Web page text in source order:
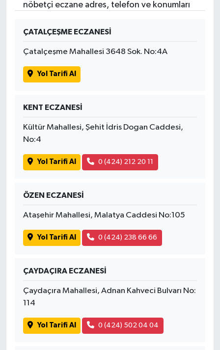
nöbetçi eczane adres, telefon ve konumları
ÇATALÇEŞME ECZANESİ
Çatalçeşme Mahallesi 3648 Sok. No:4A
Yol Tarifi Al
KENT ECZANESİ
Kültür Mahallesi, Şehit İdris Dogan Caddesi,
No:4
Yol Tarifi Al 0 (424) 212 20 11
ÖZEN ECZANESİ
Ataşehir Mahallesi, Malatya Caddesi No:105
Yol Tarifi Al 0 (424) 238 66 66
ÇAYDAÇIRA ECZANESİ
Çaydaçıra Mahallesi, Adnan Kahveci Bulvarı No:
114
Yol Tarifi Al 0 (424) 502 04 04